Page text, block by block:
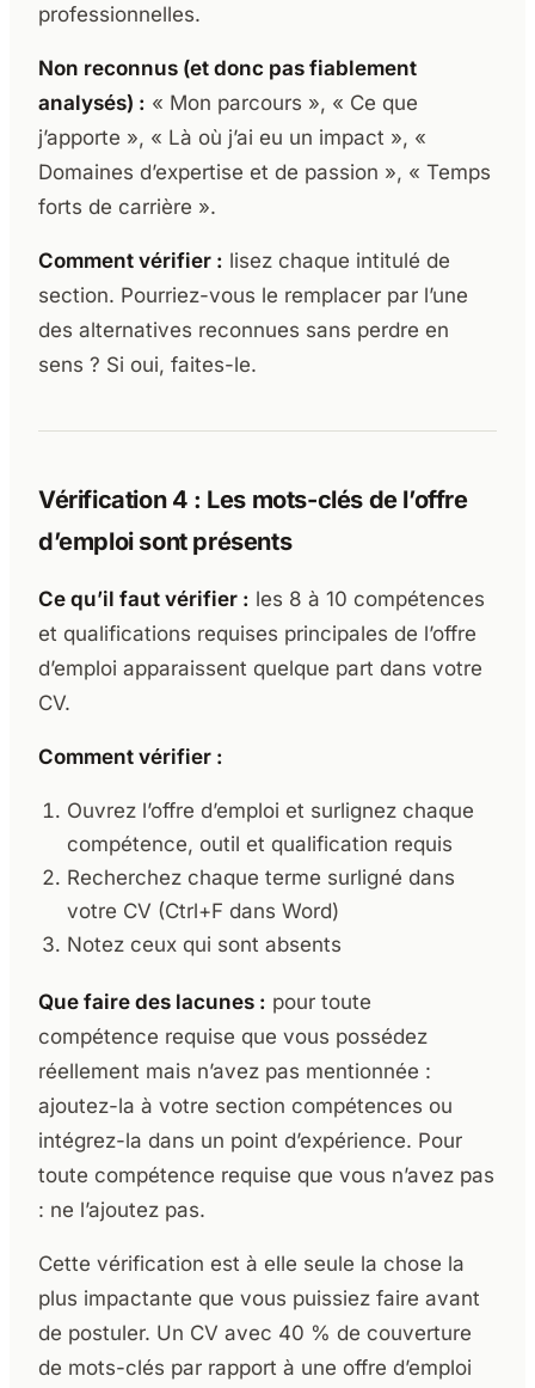
professionnelles.
Non reconnus (et donc pas fiablement
analysés) : « Mon parcours », « Ce que
j’apporte », « Là où j’ai eu un impact », «
Domaines d’expertise et de passion », « Temps
forts de carrière ».
Comment vérifier : lisez chaque intitulé de
section. Pourriez-vous le remplacer par l’une
des alternatives reconnues sans perdre en
sens ? Si oui, faites-le.
Vérification 4 : Les mots-clés de l’offre
d’emploi sont présents
Ce qu’il faut vérifier : les 8 à 10 compétences
et qualifications requises principales de l’offre
d’emploi apparaissent quelque part dans votre
CV.
Comment vérifier :
Ouvrez l’offre d’emploi et surlignez chaque
compétence, outil et qualification requis
Recherchez chaque terme surligné dans
votre CV (Ctrl+F dans Word)
Notez ceux qui sont absents
Que faire des lacunes : pour toute
compétence requise que vous possédez
réellement mais n’avez pas mentionnée :
ajoutez-la à votre section compétences ou
intégrez-la dans un point d’expérience. Pour
toute compétence requise que vous n’avez pas
: ne l’ajoutez pas.
Cette vérification est à elle seule la chose la
plus impactante que vous puissiez faire avant
de postuler. Un CV avec 40 % de couverture
de mots-clés par rapport à une offre d’emploi